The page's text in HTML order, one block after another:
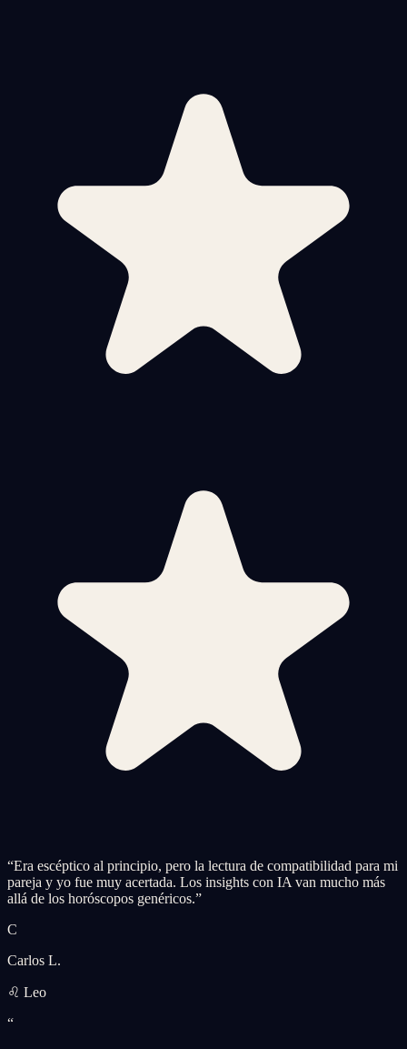
“Era escéptico al principio, pero la lectura de compatibilidad para mi
pareja y yo fue muy acertada. Los insights con IA van mucho más
allá de los horóscopos genéricos.”
C
Carlos L.
♌ Leo
“